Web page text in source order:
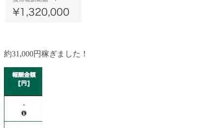
約31,000円稼ぎました！